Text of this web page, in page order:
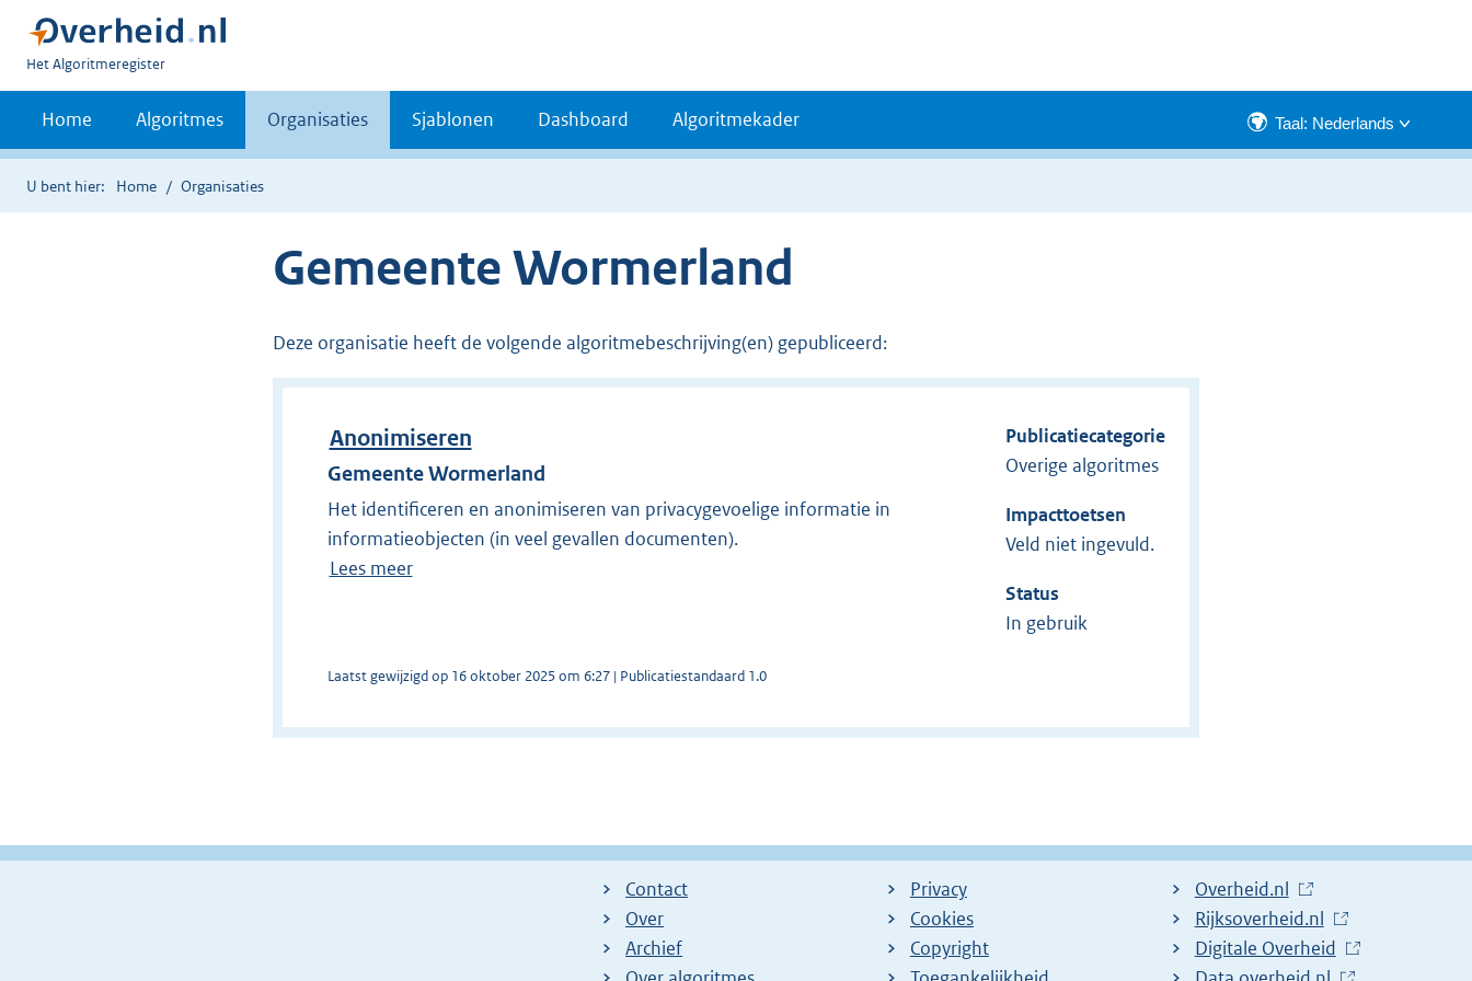
U
bent
Het Algoritmeregister
Home Algoritmes Organisaties Sjablonen Dashboard Algoritmekader Taal: Nederlands
U bent hier: Home Organisaties
Gemeente Wormerland
Deze organisatie heeft de volgende algoritmebeschrijving(en) gepubliceerd:
Anonimiseren
Gemeente Wormerland
Het identificeren en anonimiseren van privacygevoelige informatie in
informatieobjecten (in veel gevallen documenten).
Lees meer
Laatst gewijzigd op 16 oktober 2025 om 6:27 | Publicatiestandaard 1.0
Publicatiecategorie
Overige algoritmes
Impacttoetsen
Veld niet ingevuld.
Status
In gebruik
Contact
Over
Archief
Privacy
Cookies
Copyright
L
i
n
Overheid.nl
L
i
Rijksoverheid.nl
L
Digitale Overheid